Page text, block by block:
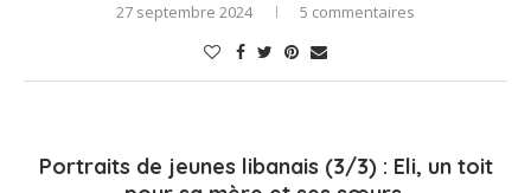
27 septembre 2024 5 commentaires
Portraits de jeunes libanais (3/3) : Eli, un toit